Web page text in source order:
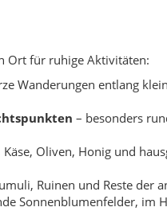
Auto oder Fernbus
Wagen reist, sollte
wird die Landschaft
Pensionen und Lokale.
kommst du aber schnell
im Hochsommer